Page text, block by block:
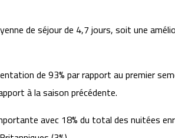
de séjour de 4,7 jours, soit une
de 93% par rapport au premier
à la saison précédente.
avec 18% du total des nuitées